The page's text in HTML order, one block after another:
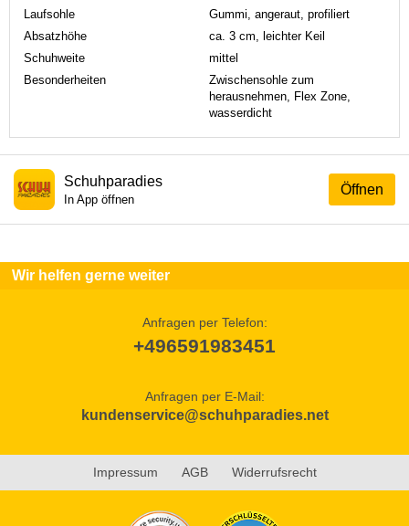
Laufsohle
Gummi, angeraut, profiliert
Absatzhöhe
ca. 3 cm, leichter Keil
Schuhweite
mittel
Besonderheiten
Zwischensohle zum
herausnehmen, Flex Zone,
wasserdicht
Öffnen
Schuhparadies
In App öffnen
Wir helfen gerne weiter
Anfragen per Telefon:
+496591983451
Anfragen per E-Mail:
kundenservice@schuhparadies.net
Impressum AGB Widerrufsrecht